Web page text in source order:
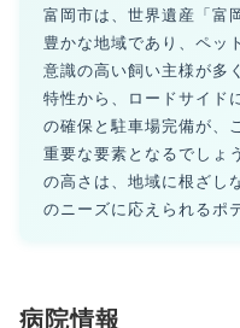
富岡市は、世界遺産「富
豊かな地域であり、ペッ
意識の高い飼い主様が多
特性から、ロードサイド
の確保と駐車場完備が、
重要な要素となるでしょ
の高さは、地域に根ざし
のニーズに応えられるポ
病院情報